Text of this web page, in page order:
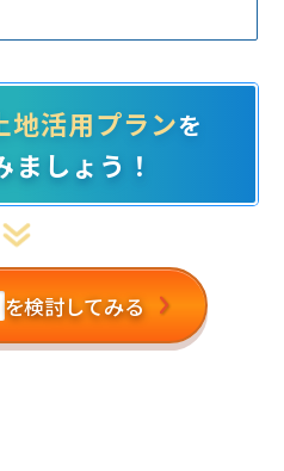
地活用プランを
ましょう！
を検討してみる